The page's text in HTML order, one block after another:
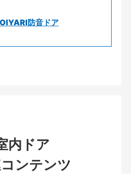
防音ドア
内ドア
ンテンツ